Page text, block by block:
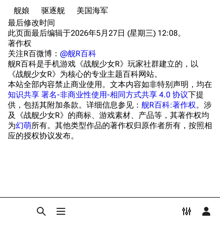
打开/关闭搜索
打开/关闭菜单
坛
Shipbucket像素战
舰
Dreadnoughtproject
战舰计划1900-
1950
美国海军历史手册
平贺让数字档案馆
Hyper War
Fold3
大英帝国战争博物
馆
打开/关
打
未登录
未登录用户的IP地址会在进行任意编辑后公开展示。
相关更改
可打印版
固定链接
页面信息
服役历史
瓜岛战役
埃斯帕恩斯角海战
瓜达尔卡纳尔海战
游戏相关
立绘
台词解析
船际关系
同厂舰娘
舰娘
驱逐舰
美国海军
最后修改时间
此页面最后编辑于2026年5月27日 (星期三) 12:08。
著作权
关注R百微博： @舰R百科
舰R百科是手机游戏《战舰少女R》玩家社群建立的，以
《战舰少女R》为核心的专业主题百科网站。
本站全部内容禁止商业使用。文本内容如非特别声明，均在
知识共享 署名-非商业性使用-相同方式共享 4.0 协议下提
供，包括其附加条款。详细信息参见： 舰R百科:著作权。涉
及《战舰少女R》的商标、游戏素材、产品等，其著作权均
为幻萌所有。其他类型作品的著作权归原作者所有，按照相
应的授权协议发布。